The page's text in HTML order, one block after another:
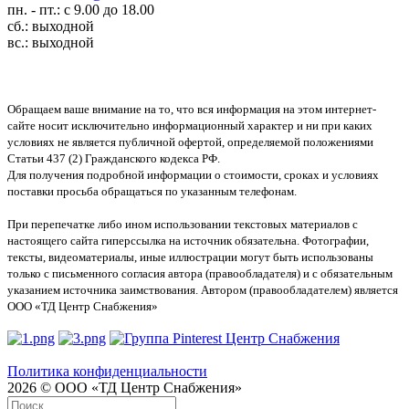
пн. - пт.: с 9.00 до 18.00
сб.: выходной
вс.: выходной
Обращаем ваше внимание на то, что вся информация на этом интернет-
сайте носит исключительно информационный характер и ни при каких
условиях не является публичной офертой, определяемой положениями
Статьи 437 (2) Гражданского кодекса РФ.
Для получения подробной информации о стоимости, сроках и условиях
поставки просьба обращаться по указанным телефонам.
При перепечатке либо ином использовании текстовых материалов с
настоящего сайта гиперссылка на источник обязательна. Фотографии,
тексты, видеоматериалы, иные иллюстрации могут быть использованы
только с письменного согласия автора (правообладателя) и с обязательным
указанием источника заимствования. Автором (правообладателем) является
ООО «ТД Центр Снабжения»
Политика конфиденциальности
2026 © ООО «ТД Центр Снабжения»